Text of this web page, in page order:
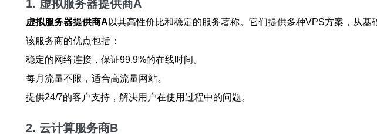
1. 虚拟服务器提供商A
虚拟服务器提供商A 以其高性价比和稳定的服务著称。它们提供多种VPS方案，从
该服务商的优点包括：
稳定的网络连接，保证99.9%的在线时间。
每月流量不限，适合高流量网站。
提供24/7的客户支持，解决用户在使用过程中的问题。
2. 云计算服务商B